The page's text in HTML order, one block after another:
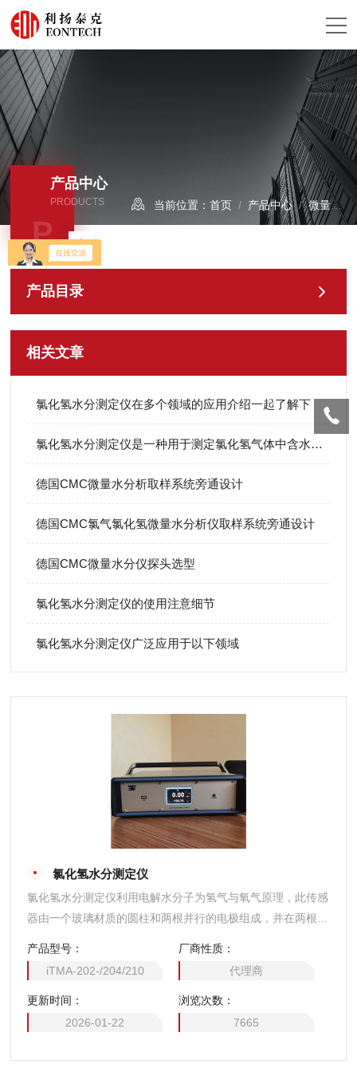
产品中心
PRODUCTS
P
当前位置：首页 / 产品中心/微量水分析仪/露点仪
产品目录
相关文章
氯化氢水分测定仪在多个领域的应用介绍一起了解下
氯化氢水分测定仪是一种用于测定氯化氢气体中含水量的仪器
德国CMC微量水分析取样系统旁通设计
德国CMC氯气氯化氢微量水分析仪取样系统旁通设计
德国CMC微量水分仪探头选型
氯化氢水分测定仪的使用注意细节
氯化氢水分测定仪广泛应用于以下领域
氯化氢水分测定仪
氯化氢水分测定仪利用电解水分子为氢气与氧气原理，此传感
器由一个玻璃材质的圆柱和两根并行的电极组成，并在两根电
的电解电流，使酸中的水分分解为H2和O2，此过程的最终产
物是P2O5，P2O5是强吸湿性物质，因此从样气中吸收水
分，通过连续的电解过程，最终在样气的水分含量与电解后的
水分之间建立平衡，电解电流与样气的水分含量成比例。
产品型号：
iTMA-202-/204/210
厂商性质：
代理商
更新时间：
2026-01-22
浏览次数：
7665